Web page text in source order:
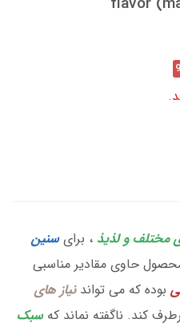
مختلف و لذیذ ، برای سنین
حاوی مقادیر مناسبی
بوده که می تواندنیاز های
کند. ناگفته نماند که سبک